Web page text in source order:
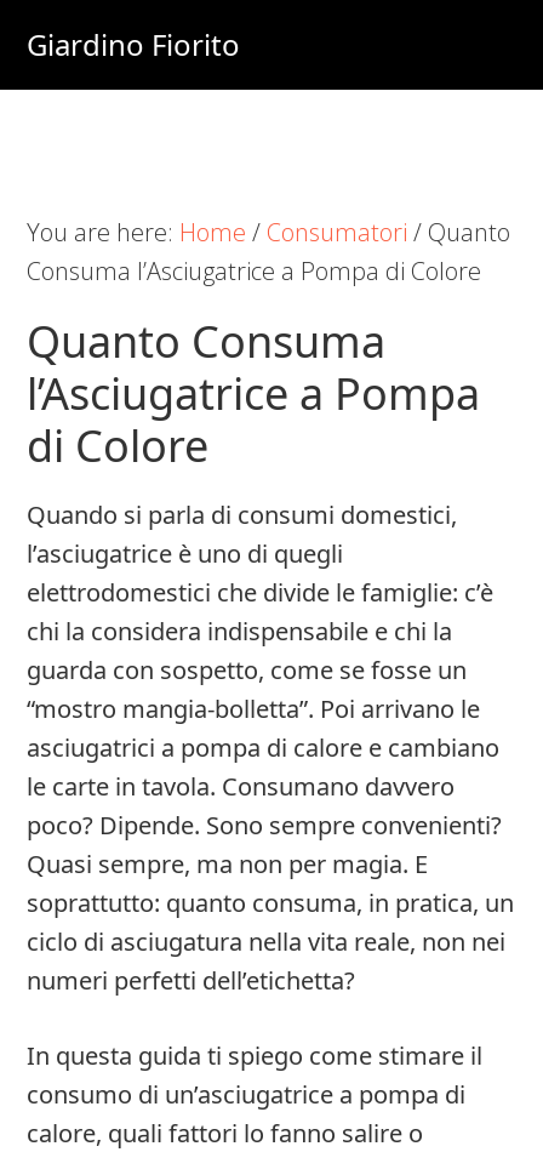
main
primary
footer
Giardino Fiorito
You are here: Home / Consumatori / Quanto
Consuma l’Asciugatrice a Pompa di Colore
Quanto Consuma
l’Asciugatrice a Pompa
di Colore
Quando si parla di consumi domestici,
l’asciugatrice è uno di quegli
elettrodomestici che divide le famiglie: c’è
chi la considera indispensabile e chi la
guarda con sospetto, come se fosse un
“mostro mangia-bolletta”. Poi arrivano le
asciugatrici a pompa di calore e cambiano
le carte in tavola. Consumano davvero
poco? Dipende. Sono sempre convenienti?
Quasi sempre, ma non per magia. E
soprattutto: quanto consuma, in pratica, un
ciclo di asciugatura nella vita reale, non nei
numeri perfetti dell’etichetta?
In questa guida ti spiego come stimare il
consumo di un’asciugatrice a pompa di
calore, quali fattori lo fanno salire o